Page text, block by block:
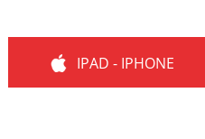
IPAD - IPHONE